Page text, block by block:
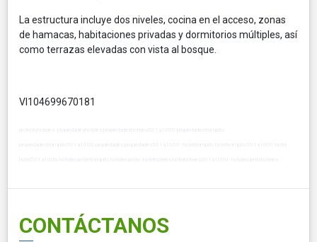
La estructura incluye dos niveles, cocina en el acceso, zonas
de hamacas, habitaciones privadas y dormitorios múltiples, así
como terrazas elevadas con vista al bosque.
VI104699670181
CONTÁCTANOS